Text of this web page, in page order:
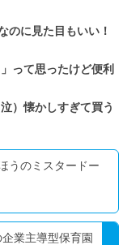
のに見た目もいい！
って思ったけど便利
）懐かしすぎて買う
うのミスタードー
業主導型保育園